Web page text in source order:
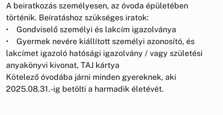
A beiratkozás személyesen, az óvoda épületében
történik. Beíratáshoz szükséges iratok:
• Gondviselő személyi és lakcím igazolványa
• Gyermek nevére kiállított személyi azonosító, és
lakcímet igazoló hatósági igazolvány / vagy születési
anyakönyvi kivonat, TAJ kártya
Kötelező óvodába járni minden gyereknek, aki
2025.08.31.-ig betölti a harmadik életévét.